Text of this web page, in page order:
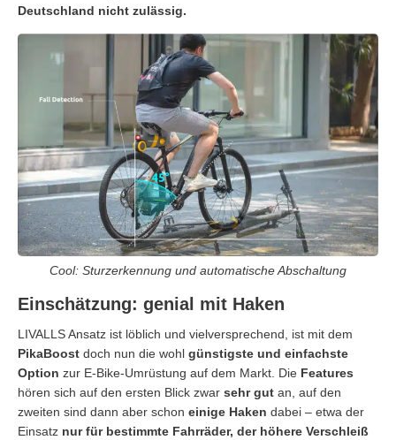
Deutschland nicht zulässig.
Cool: Sturzerkennung und automatische Abschaltung
Einschätzung: genial mit Haken
LIVALLS Ansatz ist löblich und vielversprechend, ist mit dem
PikaBoost doch nun die wohl günstigste und einfachste
Option zur E-Bike-Umrüstung auf dem Markt. Die Features
hören sich auf den ersten Blick zwar sehr gut an, auf den
zweiten sind dann aber schon einige Haken dabei – etwa der
Einsatz nur für bestimmte Fahrräder, der höhere Verschleiß